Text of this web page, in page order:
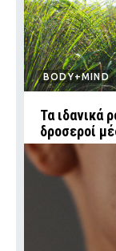
BODY+MIND
Τα ιδανικά
δροσεροί